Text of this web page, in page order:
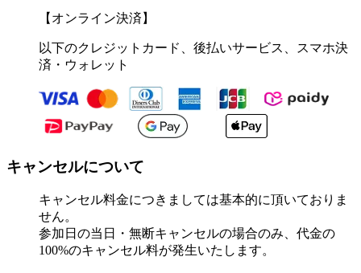
【オンライン決済】
以下のクレジットカード、後払いサービス、スマホ決
済・ウォレット
キャンセルについて
キャンセル料金につきましては基本的に頂いておりま
せん。
参加日の当日・無断キャンセルの場合のみ、代金の
100%のキャンセル料が発生いたします。